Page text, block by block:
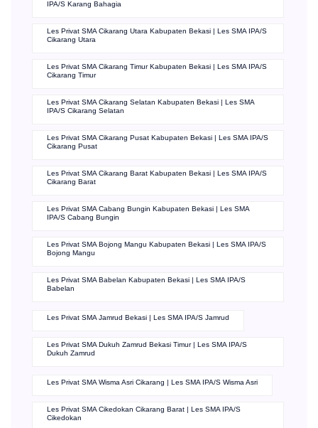
IPA/S Karang Bahagia
Les Privat SMA Cikarang Utara Kabupaten Bekasi | Les SMA IPA/S
Cikarang Utara
Les Privat SMA Cikarang Timur Kabupaten Bekasi | Les SMA IPA/S
Cikarang Timur
Les Privat SMA Cikarang Selatan Kabupaten Bekasi | Les SMA
IPA/S Cikarang Selatan
Les Privat SMA Cikarang Pusat Kabupaten Bekasi | Les SMA IPA/S
Cikarang Pusat
Les Privat SMA Cikarang Barat Kabupaten Bekasi | Les SMA IPA/S
Cikarang Barat
Les Privat SMA Cabang Bungin Kabupaten Bekasi | Les SMA
IPA/S Cabang Bungin
Les Privat SMA Bojong Mangu Kabupaten Bekasi | Les SMA IPA/S
Bojong Mangu
Les Privat SMA Babelan Kabupaten Bekasi | Les SMA IPA/S
Babelan
Les Privat SMA Jamrud Bekasi | Les SMA IPA/S Jamrud
Les Privat SMA Dukuh Zamrud Bekasi Timur | Les SMA IPA/S
Dukuh Zamrud
Les Privat SMA Wisma Asri Cikarang | Les SMA IPA/S Wisma Asri
Les Privat SMA Cikedokan Cikarang Barat | Les SMA IPA/S
Cikedokan